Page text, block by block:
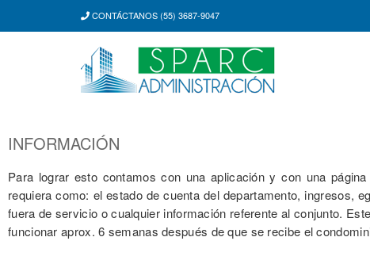
CONTÁCTANOS (55) 3687-9047
INFORMACIÓN
Para lograr esto contamos con una aplicación y con una
requiera como: el estado de cuenta del departamento, ingresos,
fuera de servicio o cualquier información referente al conjunto.
funcionar aprox. 6 semanas después de que se recibe el